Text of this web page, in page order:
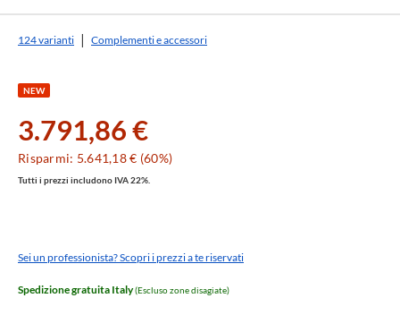
124 varianti Complementi e accessori
NEW
3.791,86 €
Risparmi: 5.641,18 € (60%)
Tutti i prezzi includono IVA 22%.
Sei un professionista? Scopri i prezzi a te riservati
Spedizione gratuita Italy(Escluso zone disagiate)